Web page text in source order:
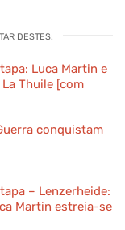
DESTES:
Luca Martin e
Thuile [com
conquistam
– Lenzerheide:
Martin estreia-se